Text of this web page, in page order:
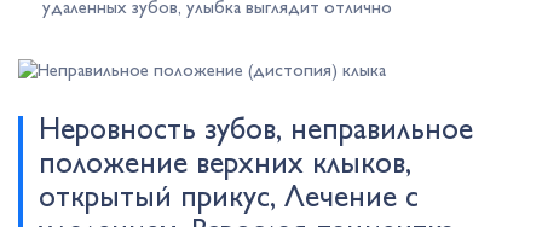
удаленных зубов, улыбка выглядит отлично
Неровность зубов, неправильное
положение верхних клыков,
открытый прикус, Лечение c